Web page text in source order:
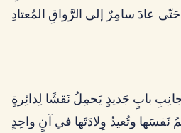
بابٍ جَديدٍ يَحمِلُ نَقشًا لِدائِرةٍ